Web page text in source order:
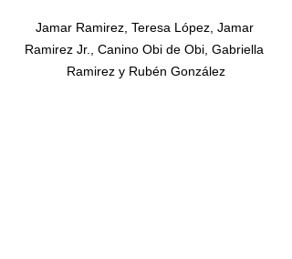
Jamar Ramirez, Teresa López, Jamar
Ramirez Jr., Canino Obi de Obi, Gabriella
Ramirez y Rubén González